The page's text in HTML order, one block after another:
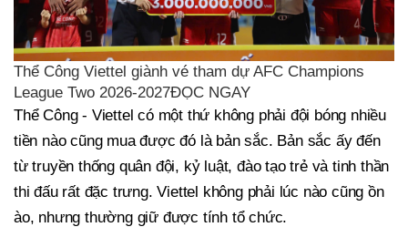
Thể Công Viettel giành vé tham dự AFC Champions
League Two 2026-2027ĐỌC NGAY
Thể Công - Viettel có một thứ không phải đội bóng nhiều
tiền nào cũng mua được đó là bản sắc. Bản sắc ấy đến
từ truyền thống quân đội, kỷ luật, đào tạo trẻ và tinh thần
thi đấu rất đặc trưng. Viettel không phải lúc nào cũng ồn
ào, nhưng thường giữ được tính tổ chức.